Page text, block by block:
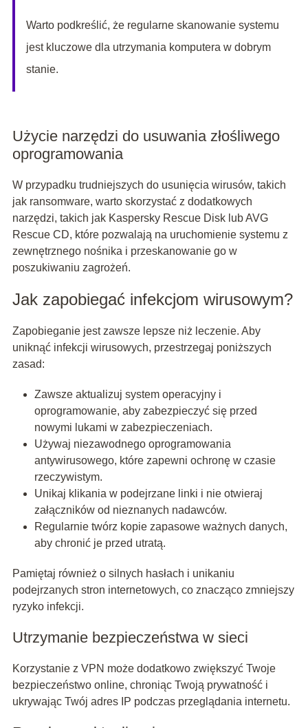
Warto podkreślić, że regularne skanowanie systemu
jest kluczowe dla utrzymania komputera w dobrym
stanie.
Użycie narzędzi do usuwania złośliwego
oprogramowania
W przypadku trudniejszych do usunięcia wirusów, takich
jak ransomware, warto skorzystać z dodatkowych
narzędzi, takich jak Kaspersky Rescue Disk lub AVG
Rescue CD, które pozwalają na uruchomienie systemu z
zewnętrznego nośnika i przeskanowanie go w
poszukiwaniu zagrożeń.
Jak zapobiegać infekcjom wirusowym?
Zapobieganie jest zawsze lepsze niż leczenie. Aby
uniknąć infekcji wirusowych, przestrzegaj poniższych
zasad:
Zawsze aktualizuj system operacyjny i
oprogramowanie, aby zabezpieczyć się przed
nowymi lukami w zabezpieczeniach.
Używaj niezawodnego oprogramowania
antywirusowego, które zapewni ochronę w czasie
rzeczywistym.
Unikaj klikania w podejrzane linki i nie otwieraj
załączników od nieznanych nadawców.
Regularnie twórz kopie zapasowe ważnych danych,
aby chronić je przed utratą.
Pamiętaj również o silnych hasłach i unikaniu
podejrzanych stron internetowych, co znacząco zmniejszy
ryzyko infekcji.
Utrzymanie bezpieczeństwa w sieci
Korzystanie z VPN może dodatkowo zwiększyć Twoje
bezpieczeństwo online, chroniąc Twoją prywatność i
ukrywając Twój adres IP podczas przeglądania internetu.